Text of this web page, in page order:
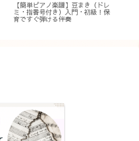
【簡単ピアノ楽譜】豆まき（ドレ
ミ・指番号付き）入門・初級！保
育ですぐ弾ける伴奏